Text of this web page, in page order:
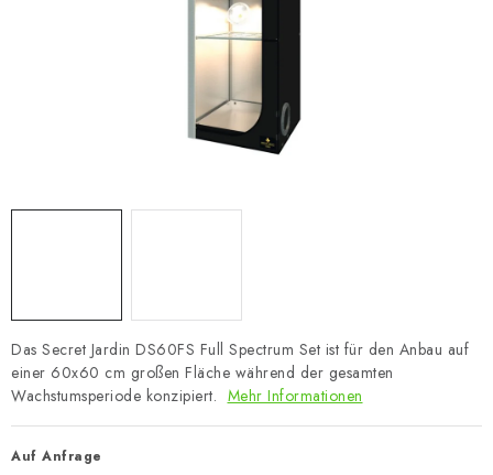
Kaufberatung
Datenschutzerklärung Impressum
Das Secret Jardin DS60FS Full Spectrum Set ist für den Anbau auf
einer 60x60 cm großen Fläche während der gesamten
Wachstumsperiode konzipiert. Mehr Informationen
Auf Anfrage